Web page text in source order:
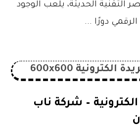
التقنية الحديثة، يلعب الوجود
الرقمي دورًا ...
– شركة ناب